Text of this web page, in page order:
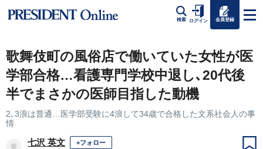
検索 ログイン 会員登録
歌舞伎町の風俗店で働いていた女性が医
学部合格…看護専門学校中退し､20代後
半でまさかの医師目指した動機
2､3浪は普通…医学部受験に4浪して34歳で合格した文系社会人の事
情
七沢 英文 +フォロー